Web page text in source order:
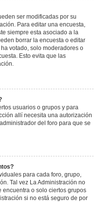
ser modificadas por su
Para editar una encuesta,
siempre esta asociado a la
borrar la encuesta o editar
votado, solo moderadores o
Esto evita que las
usuarios o grupos y para
allí necesita una autorización
del foro para que se
para cada foro, grupo,
Tal vez La Administración no
encuentra o solo ciertos grupos
si no está seguro de por